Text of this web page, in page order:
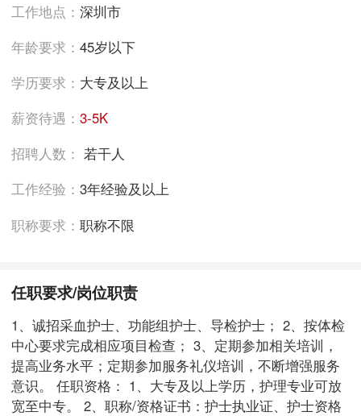
工作地点：深圳市
年龄要求：45岁以下
学历要求： 大专及以上
薪资待遇：3-5K
招聘人数：若干人
工作经验：3年经验及以上
职称要求：职称不限
任职要求/岗位职责
1、诚招采血护士、功能组护士、导检护士； 2、按体检
中心要求完成相应项目检查； 3、定期参加相关培训，
提高业务水平；定期参加服务礼仪培训，不断增强服务
意识。 任职资格： 1、大专及以上学历，护理专业可放
宽至中专。 2、职称/资格证书：护士执业证、护士资格